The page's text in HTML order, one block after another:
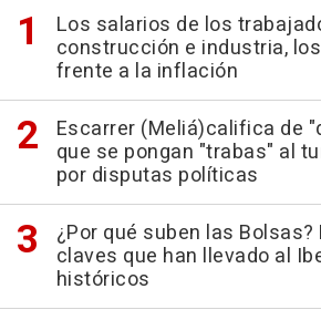
Los salarios de los
construcción e industria,
frente a la inflación
Escarrer (Meliá)califica de
que se pongan "trabas" al
por disputas políticas
¿Por qué suben las
claves que han llevado al
históricos